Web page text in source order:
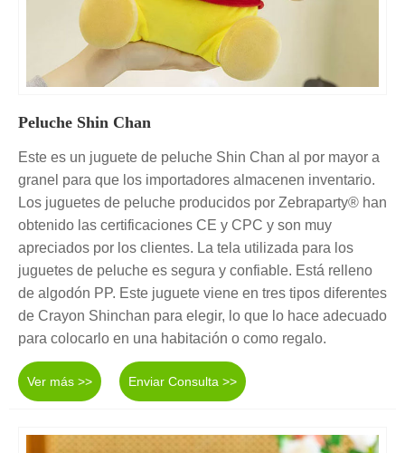
Peluche Shin Chan
Este es un juguete de peluche Shin Chan al por mayor a
granel para que los importadores almacenen inventario.
Los juguetes de peluche producidos por Zebraparty® han
obtenido las certificaciones CE y CPC y son muy
apreciados por los clientes. La tela utilizada para los
juguetes de peluche es segura y confiable. Está relleno
de algodón PP. Este juguete viene en tres tipos diferentes
de Crayon Shinchan para elegir, lo que lo hace adecuado
para colocarlo en una habitación o como regalo.
Ver más >> Enviar Consulta >>